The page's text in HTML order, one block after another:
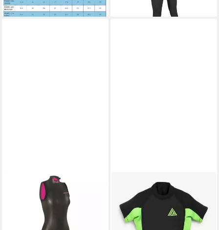
lieferbar - in 3-4 Werktagen bei dir